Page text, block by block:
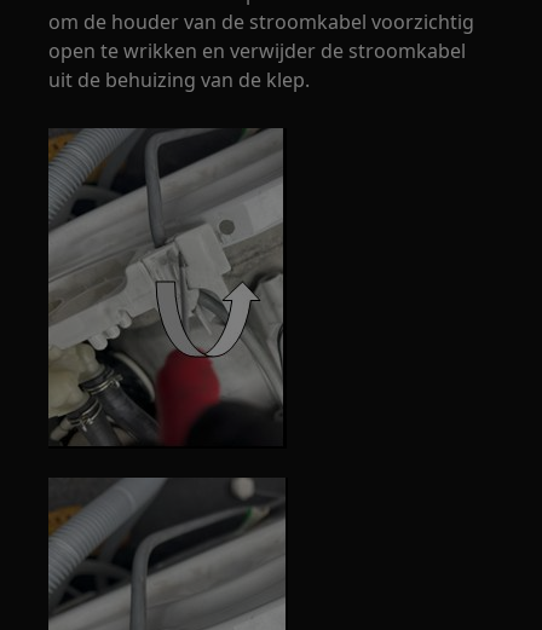
om de houder van de stroomkabel voorzichtig
open te wrikken en verwijder de stroomkabel
uit de behuizing van de klep.